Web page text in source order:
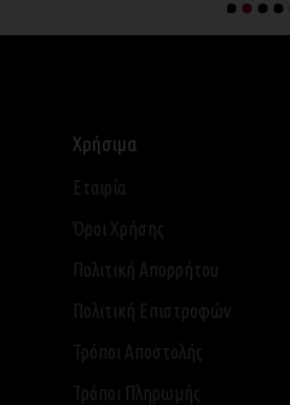
Χρήσιμα
Εταιρία
Όροι Χρήσης
Πολιτική Απορρήτου
Πολιτική Επιστροφών
Τρόποι Αποστολής
Τρόποι Πληρωμής